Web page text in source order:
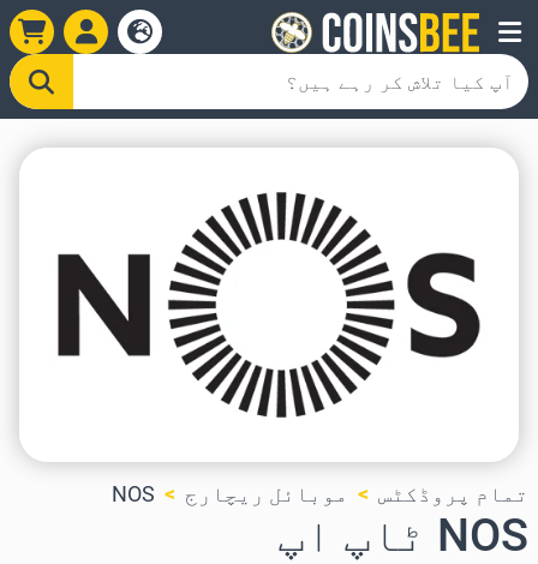
تمام پروڈکٹس موبائل ریچارج NOS
NOS ٹاپ اپ